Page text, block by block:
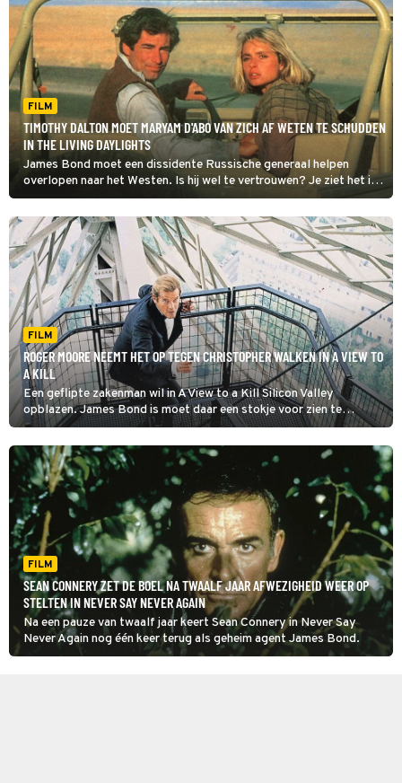
FILM
TIMOTHY DALTON MOET MARYAM D'ABO VAN ZICH AF WETEN TE SCHUDDEN
IN THE LIVING DAYLIGHTS
James Bond moet een dissidente Russische generaal helpen
overlopen naar het Westen. Is hij wel te vertrouwen? Je ziet het in
The Living Daylights.
FILM
ROGER MOORE NEEMT HET OP TEGEN CHRISTOPHER WALKEN IN A VIEW TO
A KILL
Een geflipte zakenman wil in A View to a Kill Silicon Valley
opblazen. James Bond is moet daar een stokje voor zien te
steken.
FILM
SEAN CONNERY ZET DE BOEL NA TWAALF JAAR AFWEZIGHEID WEER OP
STELTEN IN NEVER SAY NEVER AGAIN
Na een pauze van twaalf jaar keert Sean Connery in Never Say
Never Again nog één keer terug als geheim agent James Bond.